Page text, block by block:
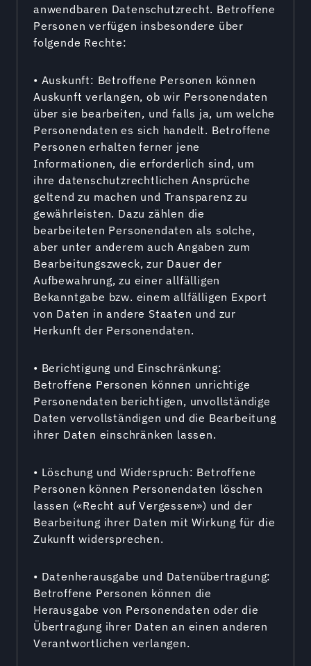
anwendbaren Datenschutzrecht. Betroffene
Personen verfügen insbesondere über
folgende Rechte:
• Auskunft: Betroffene Personen können
Auskunft verlangen, ob wir Personendaten
über sie bearbeiten, und falls ja, um welche
Personendaten es sich handelt. Betroffene
Personen erhalten ferner jene
Informationen, die erforderlich sind, um
ihre datenschutzrechtlichen Ansprüche
geltend zu machen und Transparenz zu
gewährleisten. Dazu zählen die
bearbeiteten Personendaten als solche,
aber unter anderem auch Angaben zum
Bearbeitungszweck, zur Dauer der
Aufbewahrung, zu einer allfälligen
Bekanntgabe bzw. einem allfälligen Export
von Daten in andere Staaten und zur
Herkunft der Personendaten.
• Berichtigung und Einschränkung:
Betroffene Personen können unrichtige
Personendaten berichtigen, unvollständige
Daten vervollständigen und die Bearbeitung
ihrer Daten einschränken lassen.
• Löschung und Widerspruch: Betroffene
Personen können Personendaten löschen
lassen («Recht auf Vergessen») und der
Bearbeitung ihrer Daten mit Wirkung für die
Zukunft widersprechen.
• Datenherausgabe und Datenübertragung:
Betroffene Personen können die
Herausgabe von Personendaten oder die
Übertragung ihrer Daten an einen anderen
Verantwortlichen verlangen.